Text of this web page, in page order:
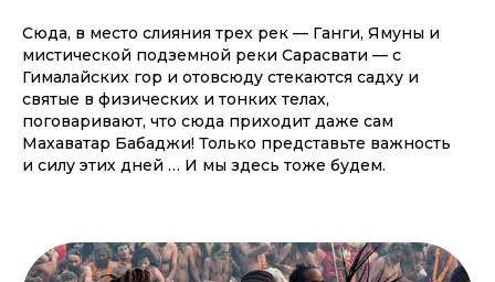
Сюда, в место слияния трех рек — Ганги, Ямуны и
мистической подземной реки Сарасвати — с
Гималайских гор и отовсюду стекаются садху и
святые в физических и тонких телах,
поговаривают, что сюда приходит даже сам
Махаватар Бабаджи! Только представьте важность
и силу этих дней … И мы здесь тоже будем.